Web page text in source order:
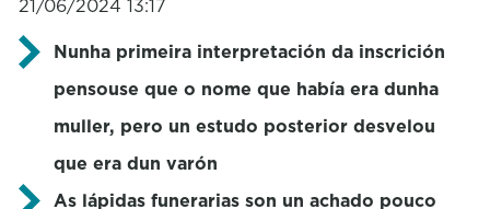
21/06/2024 13:17
Nunha primeira interpretación da inscrición
pensouse que o nome que había era dunha
muller, pero un estudo posterior desvelou
que era dun varón
As lápidas funerarias son un achado pouco